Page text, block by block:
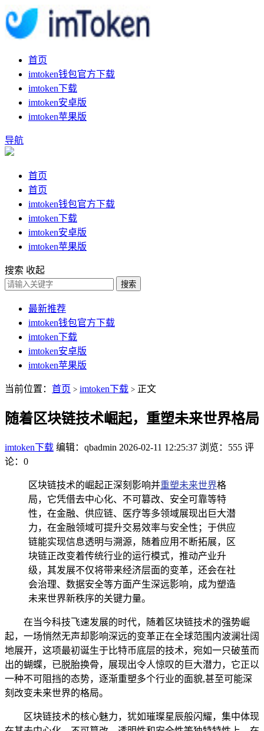
首页
imtoken钱包官方下载
imtoken下载
imtoken安卓版
imtoken苹果版
导航
首页
首页
imtoken钱包官方下载
imtoken下载
imtoken安卓版
imtoken苹果版
搜索 收起
搜索
最新推荐
imtoken钱包官方下载
imtoken下载
imtoken安卓版
imtoken苹果版
当前位置： 首页 > imtoken下载 > 正文
随着区块链技术崛起，重塑未来世界格局
imtoken下载 编辑：qbadmin 2026-02-11 12:25:37 浏览：555 评
论：0
区块链技术的崛起正深刻影响并重塑未来世界格
局，它凭借去中心化、不可篡改、安全可靠等特
性，在金融、供应链、医疗等多领域展现出巨大潜
力，在金融领域可提升交易效率与安全性；于供应
链能实现信息透明与溯源，随着应用不断拓展，区
块链正改变着传统行业的运行模式，推动产业升
级，其发展不仅将带来经济层面的变革，还会在社
会治理、数据安全等方面产生深远影响，成为塑造
未来世界新秩序的关键力量。
在当今科技飞速发展的时代，随着区块链技术的强势崛
起，一场悄然无声却影响深远的变革正在全球范围内波澜壮阔
地展开，这项最初诞生于比特币底层的技术，宛如一只破茧而
出的蝴蝶，已脱胎换骨，展现出令人惊叹的巨大潜力，它正以
一种不可阻挡的态势，逐渐重塑多个行业的面貌,甚至可能深
刻改变未来世界的格局。
区块链技术的核心魅力，犹如璀璨星辰般闪耀，集中体现